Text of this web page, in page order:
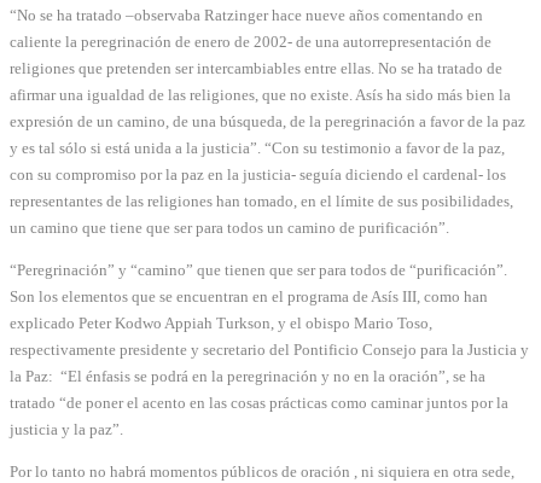
“No se ha tratado –observaba Ratzinger hace nueve años comentando en
caliente la peregrinación de enero de 2002- de una autorrepresentación de
religiones que pretenden ser intercambiables entre ellas. No se ha tratado de
afirmar una igualdad de las religiones, que no existe. Asís ha sido más bien la
expresión de un camino, de una búsqueda, de la peregrinación a favor de la paz
y es tal sólo si está unida a la justicia”. “Con su testimonio a favor de la paz,
con su compromiso por la paz en la justicia- seguía diciendo el cardenal- los
representantes de las religiones han tomado, en el límite de sus posibilidades,
un camino que tiene que ser para todos un camino de purificación”.
“Peregrinación” y “camino” que tienen que ser para todos de “purificación”.
Son los elementos que se encuentran en el programa de Asís III, como han
explicado Peter Kodwo Appiah Turkson, y el obispo Mario Toso,
respectivamente presidente y secretario del Pontificio Consejo para la Justicia y
la Paz: “El énfasis se podrá en la peregrinación y no en la oración”, se ha
tratado “de poner el acento en las cosas prácticas como caminar juntos por la
justicia y la paz”.
Por lo tanto no habrá momentos públicos de oración , ni siquiera en otra sede,